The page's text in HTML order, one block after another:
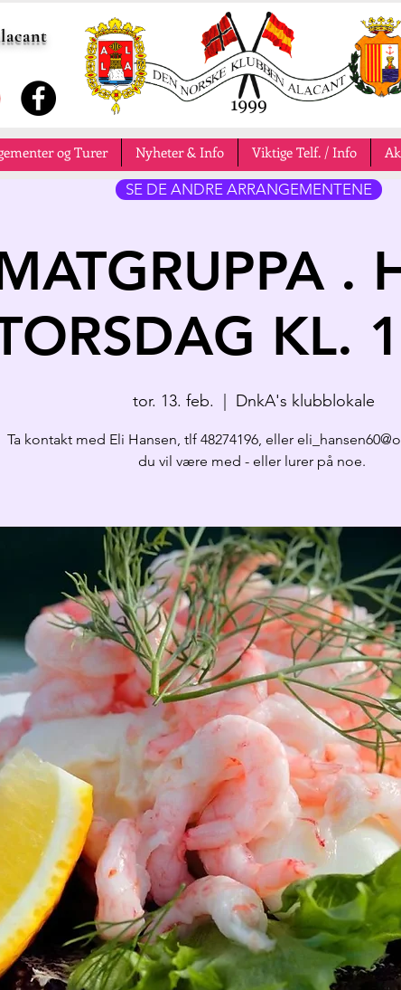
og Turer Nyheter & Info Viktige Telf. / Info
.
KL.
tor. 13. feb. DnkA's klubblokale
Ta kontakt med Eli Hansen, tlf 48274196, eller
du vil være med - eller lurer på noe.
SE DE ANDRE ARRANGEMENTENE